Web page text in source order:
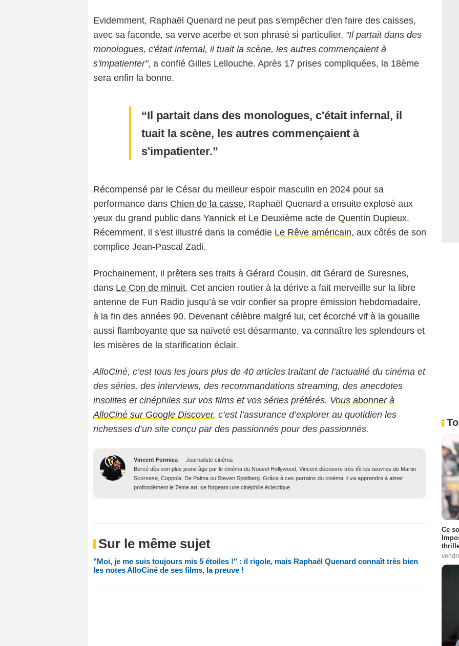
Evidemment, Raphaël Quenard ne peut pas s'empêcher d'en faire des caisses,
avec sa faconde, sa verve acerbe et son phrasé si particulier. "Il partait dans des
monologues, c'était infernal, il tuait la scène, les autres commençaient à
s'impatienter", a confié Gilles Lellouche. Après 17 prises compliquées, la 18ème
sera enfin la bonne.
Il partait dans des monologues, c'était infernal, il
tuait la scène, les autres commençaient à
s'impatienter.
Récompensé par le César du meilleur espoir masculin en 2024 pour sa
performance dans Chien de la casse, Raphaël Quenard a ensuite explosé aux
yeux du grand public dans Yannick et Le Deuxième acte de Quentin Dupieux.
Récemment, il s'est illustré dans la comédie Le Rêve américain, aux côtés de son
complice Jean-Pascal Zadi.
Prochainement, il prêtera ses traits à Gérard Cousin, dit Gérard de Suresnes,
dans Le Con de minuit. Cet ancien routier à la dérive a fait merveille sur la libre
antenne de Fun Radio jusqu’à se voir confier sa propre émission hebdomadaire,
à la fin des années 90. Devenant célèbre malgré lui, cet écorché vif à la gouaille
aussi flamboyante que sa naïveté est désarmante, va connaître les splendeurs et
les misères de la starification éclair.
AlloCiné, c’est tous les jours plus de 40 articles traitant de l’actualité du cinéma et
des séries, des interviews, des recommandations streaming, des anecdotes
insolites et cinéphiles sur vos films et vos séries préférés. Vous abonner à
AlloCiné sur Google Discover, c’est l’assurance d’explorer au quotidien les
richesses d’un site conçu par des passionnés pour des passionnés.
Vincent Formica - Journaliste cinéma
Bercé dès son plus jeune âge par le cinéma du Nouvel Hollywood, Vincent découvre très tôt les œuvres de Martin
Scorsese, Coppola, De Palma ou Steven Spielberg. Grâce à ces parrains du cinéma, il va apprendre à aimer
profondément le 7ème art, se forgeant une cinéphilie éclectique.
Sur le même sujet
"Moi, je me suis toujours mis 5 étoiles !" : il rigole, mais Raphaël Quenard connaît très bien
les notes AlloCiné de ses films, la preuve !
Ce